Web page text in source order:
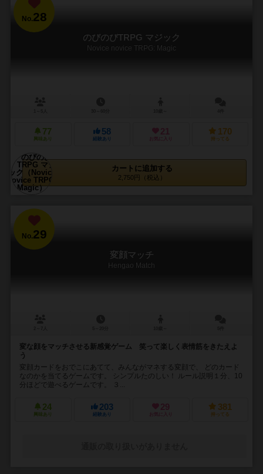
No.28
のびのびTRPG マジック
Novice novice TRPG: Magic
77
興味あり
58
経験あり
21
お気に入り
170
持ってる
カートに追加する
2,750円（税込）
No.29
変顔マッチ
Hengao Match
変な顔をマッチさせる新感覚ゲーム 笑って楽しく表情筋をきたえよ
う
変顔カードをおでこにあてて、みんながマネする変顔で、 どのカード
なのかを当てるゲームです。 シンプルたのしい！ ルール説明１分、10
分ほどで遊べるゲームです。 ３...
24
興味あり
203
経験あり
29
お気に入り
381
持ってる